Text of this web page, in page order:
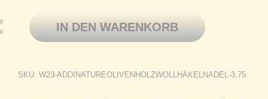
addiNature Olivenholz-Wollhäkelnadel 15cm 3,75mm Menge
IN DEN WARENKORB
SKU: W23-ADDINATUREOLIVENHOLZWOLLHÄKELNADEL-3,75